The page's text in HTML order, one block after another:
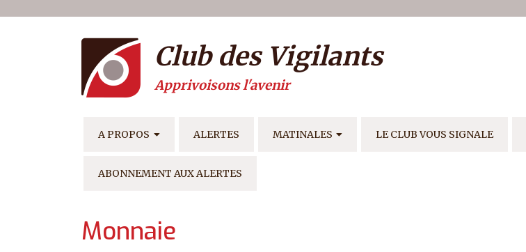
Menu du compte de l'utilisateur
Club des Vigilants
Apprivoisons l'avenir
NAVIGATION PRINCIPALE
A PROPOS ALERTES MATINALES LE CLUB VOUS SIGNALE
ABONNEMENT AUX ALERTES
Monnaie